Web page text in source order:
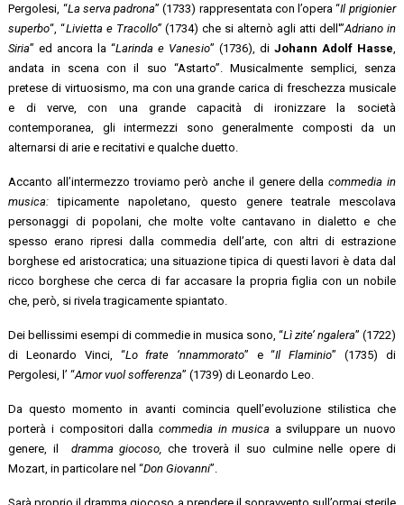
Pergolesi, “La serva padrona” (1733) rappresentata con l’opera “Il prigionier
superbo“, “Livietta e Tracollo”(1734) che si alternò agli atti dell'”Adriano in
Siria” ed ancora la “Larinda e Vanesio” (1736), di Johann Adolf Hasse
andata in scena con il suo “Astarto”. Musicalmente semplici, senza
pretese di virtuosismo, ma con una grande carica di freschezza musicale
e di verve, con una grande capacità di ironizzare la società
contemporanea, gli intermezzi sono generalmente composti da un
alternarsi di arie e recitativi e qualche duetto.
Accanto all’intermezzo troviamo però anche il genere della commedia in
musica: tipicamente napoletano, questo genere teatrale mescolava
personaggi di popolani, che molte volte cantavano in dialetto e che
spesso erano ripresi dalla commedia dell’arte, con altri di estrazione
borghese ed aristocratica; una situazione tipica di questi lavori è data dal
ricco borghese che cerca di far accasare la propria figlia con un nobile
che, però, si rivela tragicamente spiantato.
Dei bellissimi esempi di commedie in musica sono, “Lì zite’ ngalera” (1722)
di Leonardo Vinci, “Lo frate ‘nnammorato” e “Il Flaminio” (1735) di
Pergolesi, l’ “Amor vuol sofferenza” (1739) di Leonardo Leo.
Da questo momento in avanti comincia quell’evoluzione stilistica che
porterà i compositori dalla commedia in musica a sviluppare un nuovo
genere, il dramma giocoso, che troverà il suo culmine nelle opere di
Mozart, in particolare nel “Don Giovanni”.
Sarà proprio il dramma giocoso a prendere il sopravvento sull’ormai sterile